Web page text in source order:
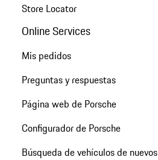
Store Locator
Online Services
Mis pedidos
Preguntas y respuestas
Página web de Porsche
Configurador de Porsche
Búsqueda de vehículos de